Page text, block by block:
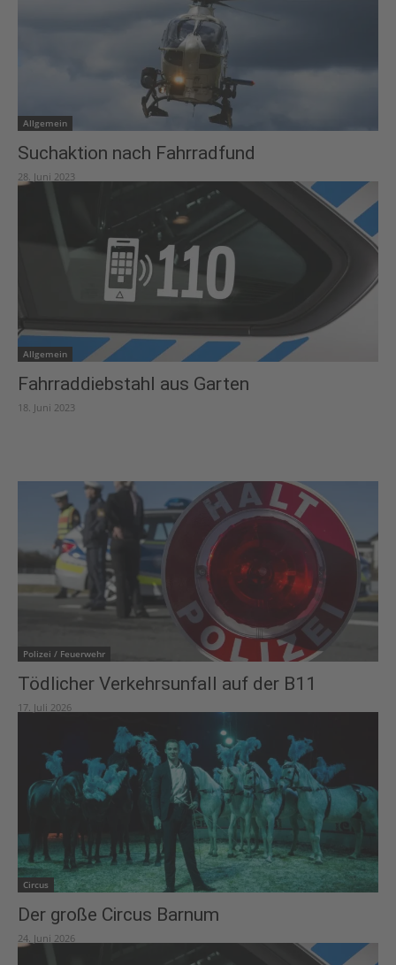
Allgemein
Suchaktion nach Fahrradfund
28. Juni 2023
Allgemein
Fahrraddiebstahl aus Garten
18. Juni 2023
Polizei / Feuerwehr
Tödlicher Verkehrsunfall auf der B11
17. Juli 2026
Circus
Der große Circus Barnum
24. Juni 2026